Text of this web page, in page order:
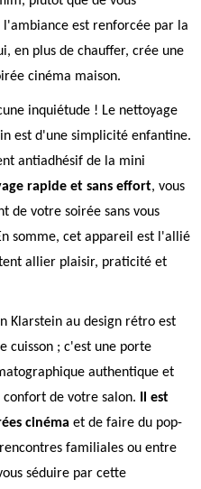
est renforcée par la
en plus de chauffer, crée une
cinéma maison.
inquiétude ! Le nettoyage
est d'une simplicité enfantine.
antiadhésif de la mini
rapide et sans effort, vous
de votre soirée sans vous
somme, cet appareil est l'allié
allier plaisir, praticité et
Klarstein au design rétro est
cuisson ; c'est une porte
authentique et
de votre salon.
Il est
cinéma et de faire du pop-
familiales ou entre
séduire par cette